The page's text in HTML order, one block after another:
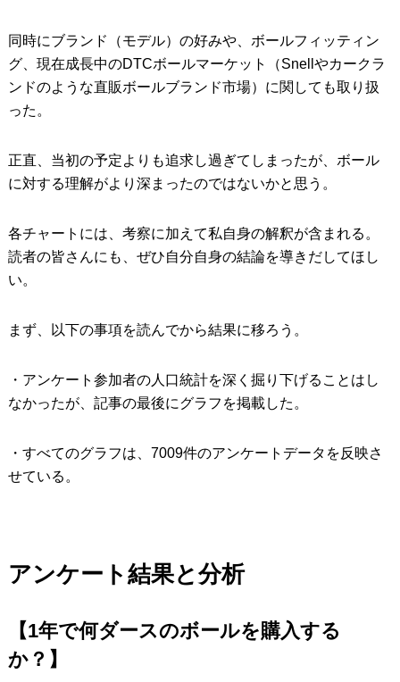
同時にブランド（モデル）の好みや、ボールフィッティン
グ、現在成長中のDTCボールマーケット（Snellやカークラ
ンドのような直販ボールブランド市場）に関しても取り扱
った。
正直、当初の予定よりも追求し過ぎてしまったが、ボール
に対する理解がより深まったのではないかと思う。
各チャートには、考察に加えて私自身の解釈が含まれる。
読者の皆さんにも、ぜひ自分自身の結論を導きだしてほし
い。
まず、以下の事項を読んでから結果に移ろう。
・アンケート参加者の人口統計を深く掘り下げることはし
なかったが、記事の最後にグラフを掲載した。
・すべてのグラフは、7009件のアンケートデータを反映さ
せている。
アンケート結果と分析
【1年で何ダースのボールを購入する
か？】